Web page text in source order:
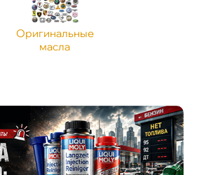
Оригинальные
масла